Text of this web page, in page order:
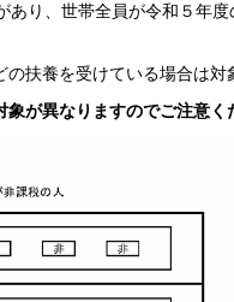
り、世帯全員が令和５年
扶養を受けている場合は対
が異なりますのでご注意く